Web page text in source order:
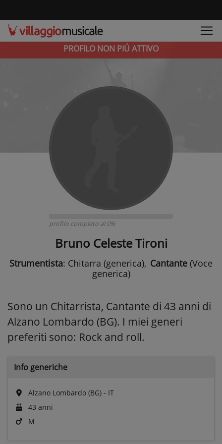
PROFILO NON PIÚ ATTIVO
profilo completo al 0%
Bruno Celeste Tironi
Strumentista: Chitarra (generica), Cantante (Voce
generica)
Sono un Chitarrista, Cantante di 43 anni di
Alzano Lombardo (BG). I miei generi
preferiti sono: Rock and roll.
Info generiche
Alzano Lombardo (BG) - IT
43 anni
M